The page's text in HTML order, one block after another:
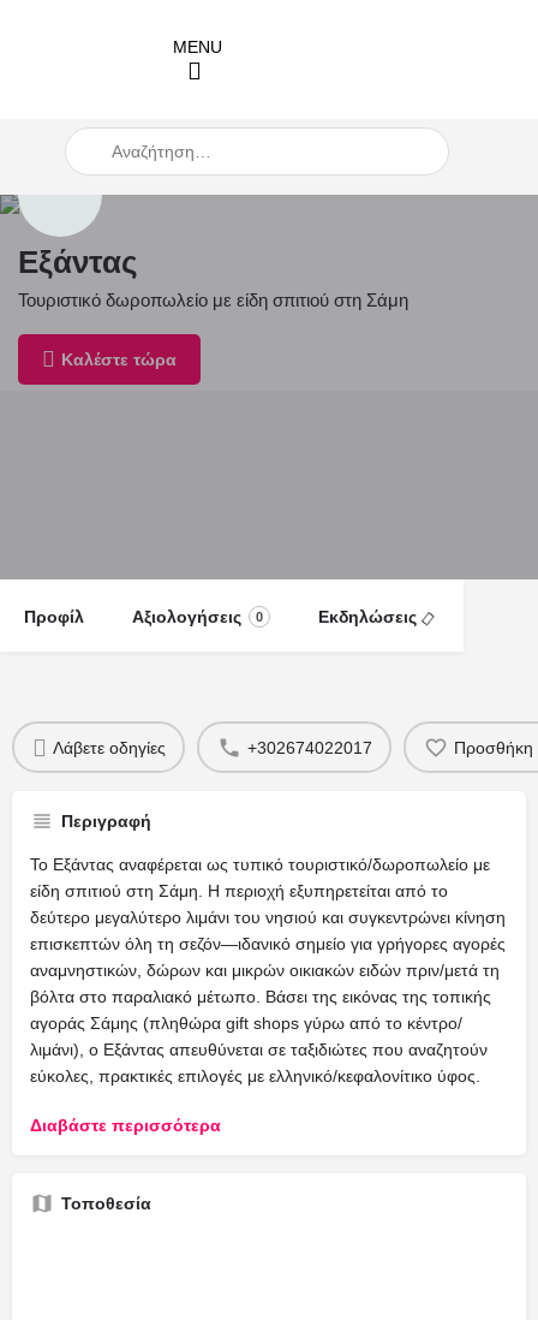
When autocomplete results are available use up and down
Εξάντας
Τουριστικό δωροπωλείο με είδη σπιτιού στη Σάμη
Καλέστε τώρα
Προφίλ Αξιολογήσεις 0 Εκδηλώσεις
Λάβετε οδηγίες +302674022017 Προσθήκη
Περιγραφή
Το Εξάντας αναφέρεται ως τυπικό τουριστικό/δωροπωλείο με
είδη σπιτιού στη Σάμη. Η περιοχή εξυπηρετείται από το
δεύτερο μεγαλύτερο λιμάνι του νησιού και συγκεντρώνει κίνηση
επισκεπτών όλη τη σεζόν—ιδανικό σημείο για γρήγορες αγορές
αναμνηστικών, δώρων και μικρών οικιακών ειδών πριν/μετά τη
βόλτα στο παραλιακό μέτωπο. Βάσει της εικόνας της τοπικής
αγοράς Σάμης (πληθώρα gift shops γύρω από το κέντρο/
λιμάνι), ο Εξάντας απευθύνεται σε ταξιδιώτες που αναζητούν
εύκολες, πρακτικές επιλογές με ελληνικό/κεφαλονίτικο ύφος.
Διαβάστε περισσότερα
Τοποθεσία